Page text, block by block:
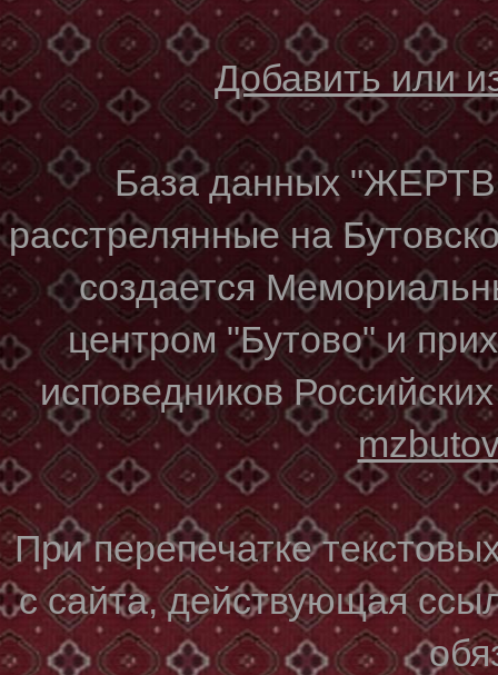
Добавить или
База данных
расстрелянные на
создается
центром "Бутово" и
исповедников
При перепечатке
с сайта, действующая